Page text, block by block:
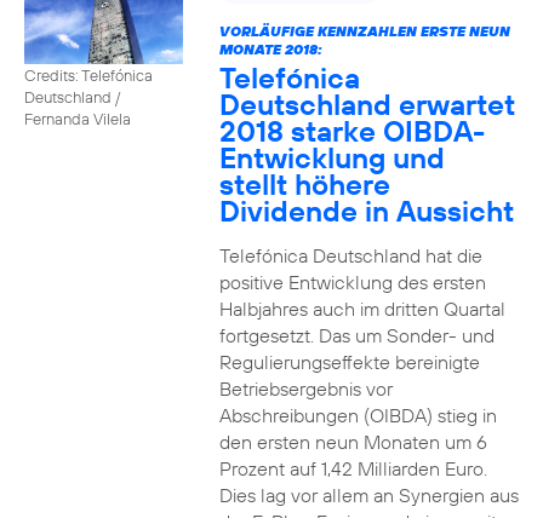
Credits: Telefónica
Deutschland /
Fernanda Vilela
VORLÄUFIGE KENNZAHLEN ERSTE NEUN
MONATE 2018:
Telefónica
Deutschland erwartet
2018 starke OIBDA-
Entwicklung und
stellt höhere
Dividende in Aussicht
Telefónica Deutschland hat die
positive Entwicklung des ersten
Halbjahres auch im dritten Quartal
fortgesetzt. Das um Sonder- und
Regulierungseffekte bereinigte
Betriebsergebnis vor
Abschreibungen (OIBDA) stieg in
den ersten neun Monaten um 6
Prozent auf 1,42 Milliarden Euro.
Dies lag vor allem an Synergien aus